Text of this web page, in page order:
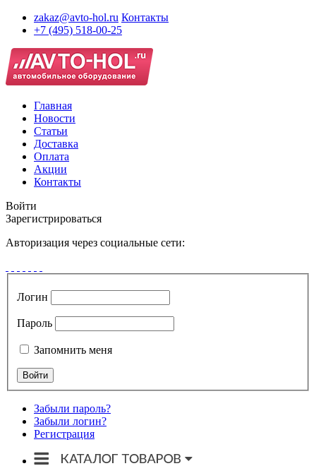
zakaz@avto-hol.ru Контакты
+7 (495) 518-00-25
Главная
Новости
Статьи
Доставка
Оплата
Акции
Контакты
Войти
Зарегистрироваться
Авторизация через социальные сети:
Логин
Пароль
Запомнить меня
Забыли пароль?
Забыли логин?
Регистрация